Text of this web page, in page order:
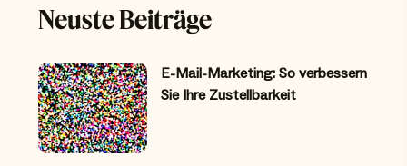
Neuste Beiträge
E-Mail-Marketing: So verbessern
Sie Ihre Zustellbarkeit